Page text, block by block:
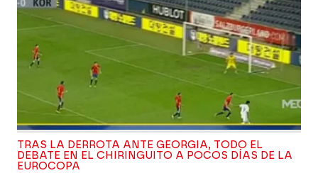
TRAS LA DERROTA ANTE GEORGIA, TODO EL
DEBATE EN EL CHIRINGUITO A POCOS DÍAS DE LA
EUROCOPA